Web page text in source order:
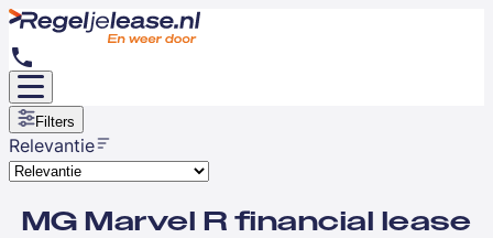
Filters
Relevantie
MG Marvel R financial lease